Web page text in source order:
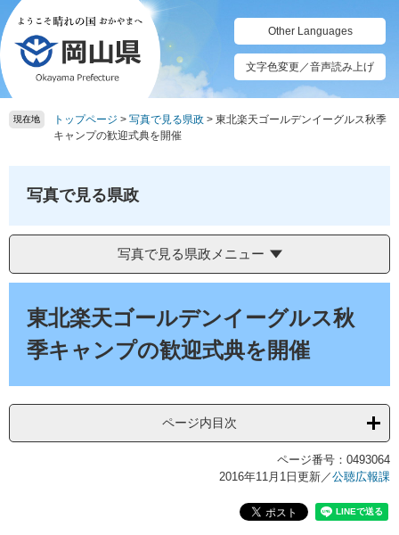
ペ
ー
ジ
の
先
頭
メ
ニ
ュ
ー
を
飛
Other Languages
文字色変更／音声読み上げ
現在地 トップページ > 写真で見る県政 > 東北楽天ゴールデンイーグルス秋季
キャンプの歓迎式典を開催
写真で見る県政
写真で見る県政メニュー
東北楽天ゴールデンイーグルス秋
季キャンプの歓迎式典を開催
ページ内目次
ページ番号：0493064
2016年11月1日更新／公聴広報課